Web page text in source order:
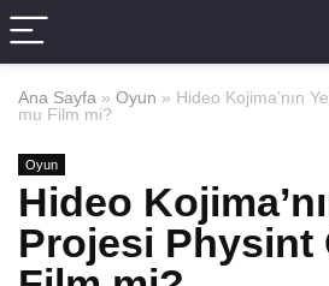
Ana Sayfa » Oyun » Hideo Kojima’nın
mu Film mi?
Oyun
Hideo
Projesi Physint